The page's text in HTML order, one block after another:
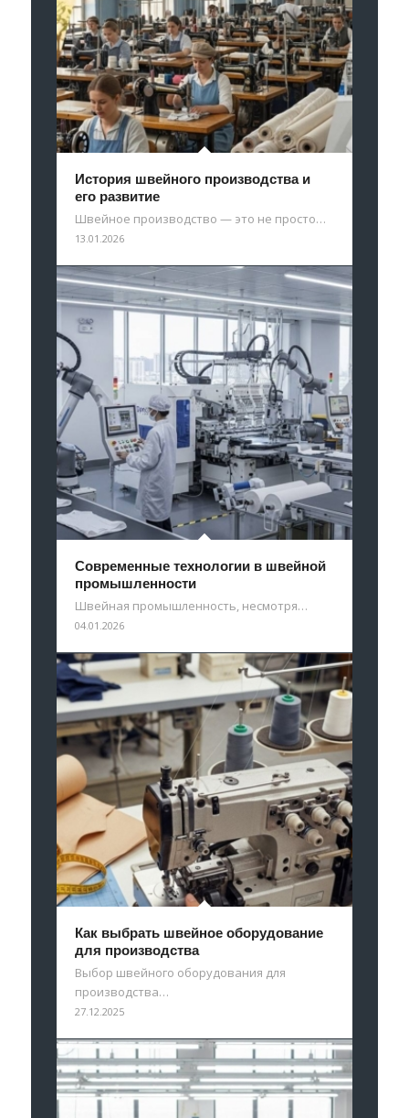
История швейного производства и
его развитие
Швейное производство — это не просто…
13.01.2026
Современные технологии в швейной
промышленности
Швейная промышленность, несмотря…
04.01.2026
Как выбрать швейное оборудование
для производства
Выбор швейного оборудования для
производства…
27.12.2025